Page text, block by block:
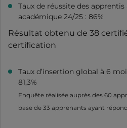
Taux de réussite des
académique 24/25 : 86%
Résultat obtenu de 38
certification
Taux d’insertion global à 6
81,3%
Enquête réalisée auprès des 60
base de 33 apprenants ayant